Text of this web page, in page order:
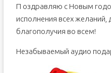
П оздравляю с Новым
исполнения всех желаний,
благополучия во всем!
Незабываемый аудио